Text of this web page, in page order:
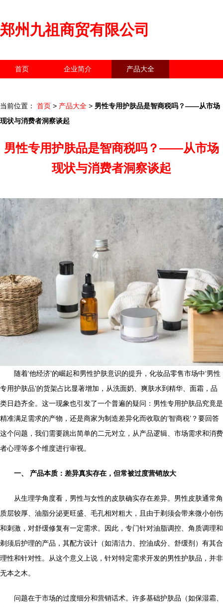
郑州九祖商贸有限公司
首页 企业简介 产品大全
当前位置： 首页 > 产品大全 > 男性专用护肤品是智商税吗？——从市场
现状与消费者洞察谈起
男性专用护肤品是智商税吗？——从市场
现状与消费者洞察谈起
随着‘他经济’的崛起和男性护肤意识的提升，化妆品零售市场中‘男性
专用护肤品’的货架占比显著增加，从洗面奶、爽肤水到精华、面霜，品
类日趋齐全。这一现象也引发了一个普遍的疑问：男性专用护肤品究竟是
精准满足需求的产物，还是商家为制造差异化而收取的‘智商税’？要回答
这个问题，我们需要跳出简单的二元对立，从产品逻辑、市场需求和消费
者心理等多个维度进行审视。
一、 产品本质：差异真实存在，但常被过度营销放大
从生理学角度看，男性与女性的皮肤确实存在差异。男性皮肤通常角
质层较厚、油脂分泌更旺盛、毛孔相对粗大，且由于剃须会带来微小创伤
和刺激，对舒缓修复有一定需求。因此，专门针对油脂调控、角质调理和
剃须后护理的产品，其配方设计（如清洁力、控油成分、舒缓剂）有其合
理性和针对性。从这个意义上说，针对特定需求开发的男性护肤品，并非
无本之木。
问题在于市场的过度细分和营销话术。许多基础护肤品（如保湿霜、